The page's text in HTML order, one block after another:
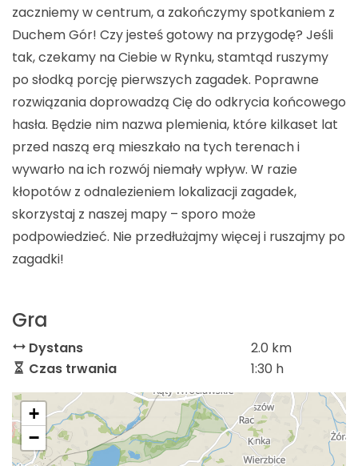
zaczniemy w centrum, a zakończymy spotkaniem z
Duchem Gór! Czy jesteś gotowy na przygodę? Jeśli
tak, czekamy na Ciebie w Rynku, stamtąd ruszymy
po słodką porcję pierwszych zagadek. Poprawne
rozwiązania doprowadzą Cię do odkrycia końcowego
hasła. Będzie nim nazwa plemienia, które kilkaset lat
przed naszą erą mieszkało na tych terenach i
wywarło na ich rozwój niemały wpływ. W razie
kłopotów z odnalezieniem lokalizacji zagadek,
skorzystaj z naszej mapy – sporo może
podpowiedzieć. Nie przedłużajmy więcej i ruszajmy po
zagadki!
Gra
Dystans
2.0 km
Czas trwania
1:30 h
+
−